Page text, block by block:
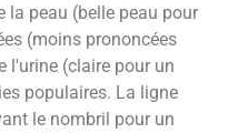
la peau (belle peau pour
(moins prononcées
l'urine (claire pour un
populaires. La ligne
le nombril pour un